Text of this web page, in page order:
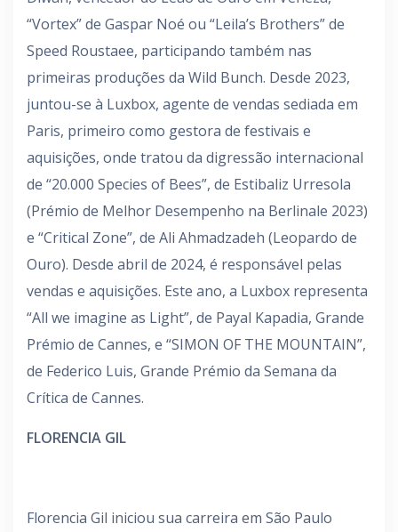
“Vortex” de Gaspar Noé ou “Leila’s Brothers” de
Speed Roustaee, participando também nas
primeiras produções da Wild Bunch. Desde 2023,
juntou-se à Luxbox, agente de vendas sediada em
Paris, primeiro como gestora de festivais e
aquisições, onde tratou da digressão internacional
de “20.000 Species of Bees”, de Estibaliz Urresola
(Prémio de Melhor Desempenho na Berlinale 2023)
e “Critical Zone”, de Ali Ahmadzadeh (Leopardo de
Ouro). Desde abril de 2024, é responsável pelas
vendas e aquisições. Este ano, a Luxbox representa
“All we imagine as Light”, de Payal Kapadia, Grande
Prémio de Cannes, e “SIMON OF THE MOUNTAIN”,
de Federico Luis, Grande Prémio da Semana da
Crítica de Cannes.
FLORENCIA GIL
Florencia Gil iniciou sua carreira em São Paulo